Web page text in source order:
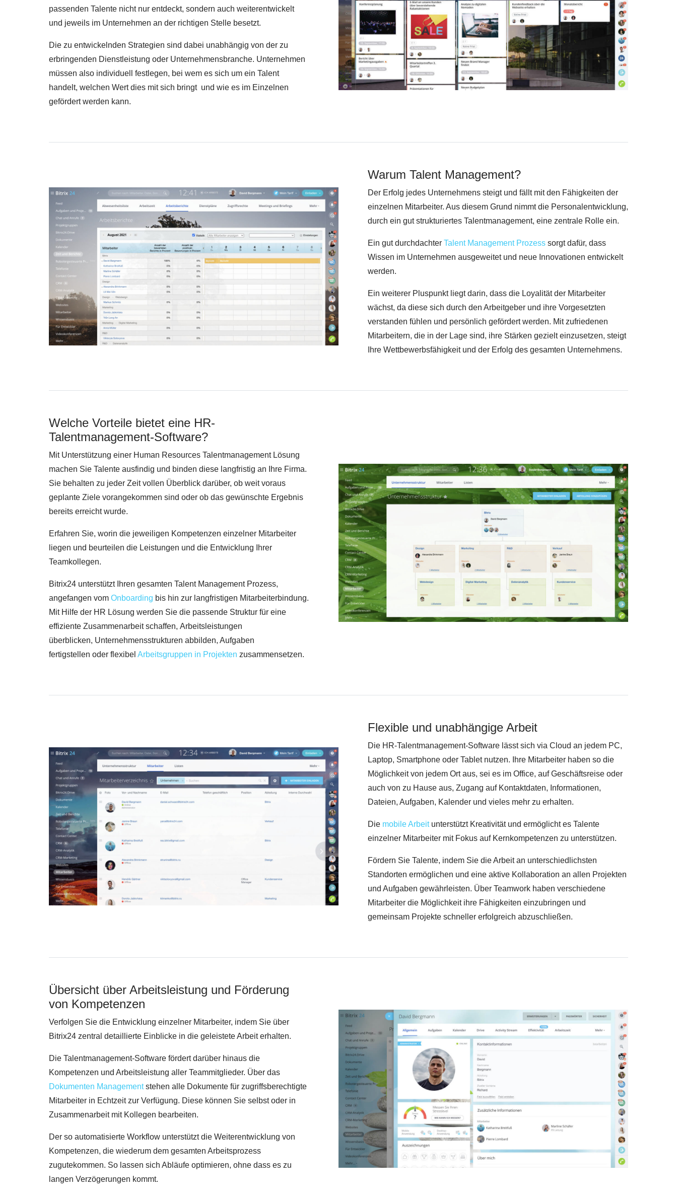
passenden Talente nicht nur entdeckt, sondern auch weiterentwickelt
und jeweils im Unternehmen an der richtigen Stelle besetzt.
Die zu entwickelnden Strategien sind dabei unabhängig von der zu
erbringenden Dienstleistung oder Unternehmensbranche. Unternehmen
müssen also individuell festlegen, bei wem es sich um ein Talent
handelt, welchen Wert dies mit sich bringt und wie es im Einzelnen
gefördert werden kann.
Warum Talent Management?
Der Erfolg jedes Unternehmens steigt und fällt mit den Fähigkeiten der
einzelnen Mitarbeiter. Aus diesem Grund nimmt die Personalentwicklung,
durch ein gut strukturiertes Talentmanagement, eine zentrale Rolle ein.
Ein gut durchdachter Talent Management Prozesssorgt dafür, dass
Wissen im Unternehmen ausgeweitet und neue Innovationen entwickelt
werden.
Ein weiterer Pluspunkt liegt darin, dass die Loyalität der Mitarbeiter
wächst, da diese sich durch den Arbeitgeber und ihre Vorgesetzten
verstanden fühlen und persönlich gefördert werden. Mit zufriedenen
Mitarbeitern, die in der Lage sind, ihre Stärken gezielt einzusetzen, steigt
Ihre Wettbewerbsfähigkeit und der Erfolg des gesamten Unternehmens.
Welche Vorteile bietet eine HR-
Talentmanagement-Software?
Mit Unterstützung einer Human Resources Talentmanagement Lösung
machen Sie Talente ausfindig und binden diese langfristig an Ihre Firma.
Sie behalten zu jeder Zeit vollen Überblick darüber, ob weit voraus
geplante Ziele vorangekommen sind oder ob das gewünschte Ergebnis
bereits erreicht wurde.
Erfahren Sie, worin die jeweiligen Kompetenzen einzelner Mitarbeiter
liegen und beurteilen die Leistungen und die Entwicklung Ihrer
Teamkollegen.
Bitrix24 unterstützt Ihren gesamten Talent Management Prozess,
angefangen vom Onboarding bis hin zur langfristigen Mitarbeiterbindung.
Mit Hilfe der HR Lösung werden Sie die passende Struktur für eine
effiziente Zusammenarbeit schaffen, Arbeitsleistungen
überblicken, Unternehmensstrukturen abbilden, Aufgaben
fertigstellen oder flexibel Arbeitsgruppen in Projekten zusammensetzen.
Flexible und unabhängige Arbeit
Die HR-Talentmanagement-Software lässt sich via Cloud an jedem PC,
Laptop, Smartphone oder Tablet nutzen. Ihre Mitarbeiter haben so die
Möglichkeit von jedem Ort aus, sei es im Office, auf Geschäftsreise oder
auch von zu Hause aus, Zugang auf Kontaktdaten, Informationen,
Dateien, Aufgaben, Kalender und vieles mehr zu erhalten.
Die mobile Arbeitunterstützt Kreativität und ermöglicht es Talente
einzelner Mitarbeiter mit Fokus auf Kernkompetenzen zu unterstützen.
Fördern Sie Talente, indem Sie die Arbeit an unterschiedlichsten
Standorten ermöglichen und eine aktive Kollaboration an allen Projekten
und Aufgaben gewährleisten. Über Teamwork haben verschiedene
Mitarbeiter die Möglichkeit ihre Fähigkeiten einzubringen und
gemeinsam Projekte schneller erfolgreich abzuschließen.
Übersicht über Arbeitsleistung und Förderung
von Kompetenzen
Verfolgen Sie die Entwicklung einzelner Mitarbeiter, indem Sie über
Bitrix24 zentral detaillierte Einblicke in die geleistete Arbeit erhalten.
Die Talentmanagement-Software fördert darüber hinaus die
Kompetenzen und Arbeitsleistung aller Teammitglieder. Über das
Dokumenten Managementstehen alle Dokumente für zugriffsberechtigte
Mitarbeiter in Echtzeit zur Verfügung. Diese können Sie selbst oder in
Zusammenarbeit mit Kollegen bearbeiten.
Der so automatisierte Workflow unterstützt die Weiterentwicklung von
Kompetenzen, die wiederum dem gesamten Arbeitsprozess
zugutekommen. So lassen sich Abläufe optimieren, ohne dass es zu
langen Verzögerungen kommt.